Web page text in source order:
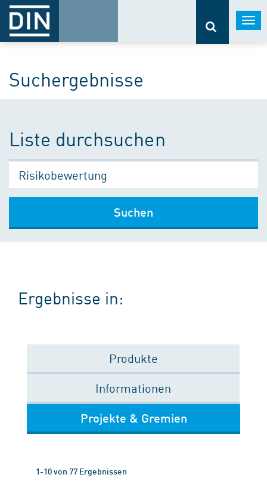
Suchergebnisse
Liste durchsuchen
Suchen
Ergebnisse in:
Produkte
Informationen
Projekte & Gremien
1-10 von 77 Ergebnissen